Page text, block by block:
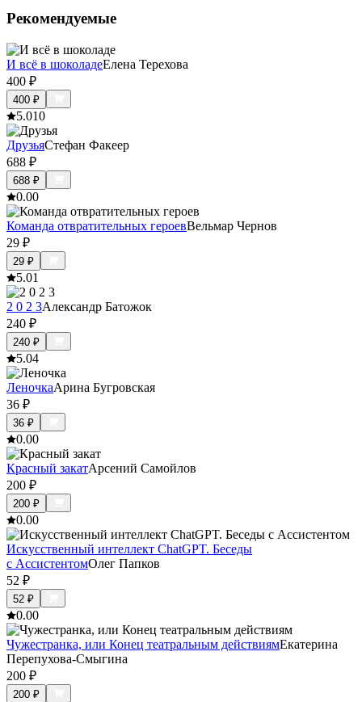
Рекомендуемые
И всё в шоколадеЕлена Терехова
400 ₽
400 ₽
5.010
ДрузьяСтефан Факеер
688 ₽
688 ₽
0.00
Команда отвратительных героевВельмар Чернов
29 ₽
29 ₽
5.01
2 0 2 3Александр Батожок
240 ₽
240 ₽
5.04
ЛеночкаАрина Бугровская
36 ₽
36 ₽
0.00
Красный закатАрсений Самойлов
200 ₽
200 ₽
0.00
Искусственный интеллект ChatGPT. Беседы
с АссистентомОлег Папков
52 ₽
52 ₽
0.00
Чужестранка, или Конец театральным действиямЕкатерина
Перепухова-Смыгина
200 ₽
200 ₽